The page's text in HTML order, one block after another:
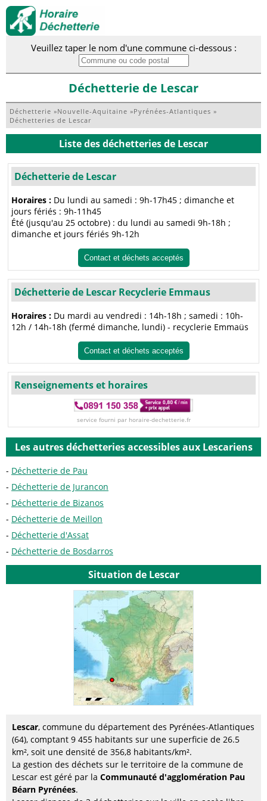
Veuillez taper le nom d'une commune ci-dessous :
Déchetterie de Lescar
Déchetterie »Nouvelle-Aquitaine »Pyrénées-Atlantiques »
Déchetteries de Lescar
Liste des déchetteries de Lescar
Déchetterie de Lescar
Horaires : Du lundi au samedi : 9h-17h45 ; dimanche et
jours fériés : 9h-11h45
Été (jusqu'au 25 octobre) : du lundi au samedi 9h-18h ;
dimanche et jours fériés 9h-12h
Contact et déchets acceptés
Déchetterie de Lescar Recyclerie Emmaus
Horaires : Du mardi au vendredi : 14h-18h ; samedi : 10h-
12h / 14h-18h (fermé dimanche, lundi) - recyclerie Emmaüs
Contact et déchets acceptés
Renseignements et horaires
service fourni par horaire-dechetterie.fr
Les autres déchetteries accessibles aux Lescariens
Déchetterie de Pau
Déchetterie de Jurancon
Déchetterie de Bizanos
Déchetterie de Meillon
Déchetterie d'Assat
Déchetterie de Bosdarros
Situation de Lescar
Lescar, commune du département des Pyrénées-Atlantiques
(64), comptant 9 455 habitants sur une superficie de 26.5
km², soit une densité de 356,8 habitants/km².
La gestion des déchets sur le territoire de la commune de
Lescar est géré par la Communauté d'agglomération Pau
Béarn Pyrénées.